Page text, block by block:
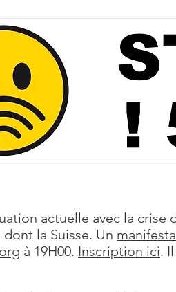
actuelle avec la crise
la Suisse. Un
à 19H00. Inscription ici.